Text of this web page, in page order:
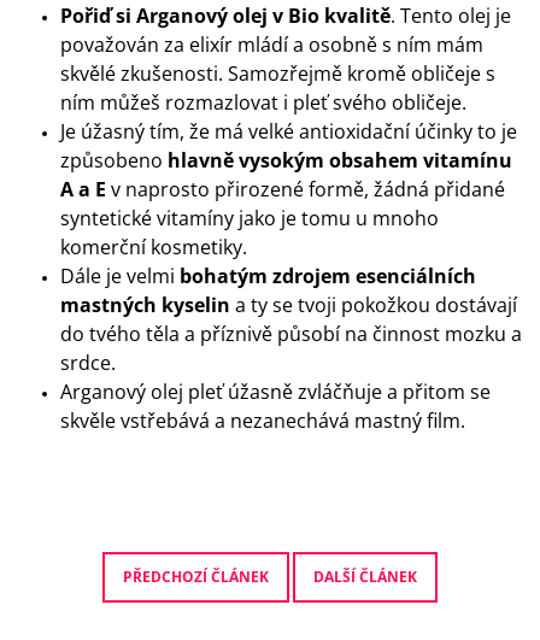
Pořiď si Arganový olej v Bio kvalitě. Tento olej je
považován za elixír mládí a osobně s ním mám
skvělé zkušenosti. Samozřejmě kromě obličeje s
ním můžeš rozmazlovat i pleť svého obličeje.
Je úžasný tím, že má velké antioxidační účinky to je
způsobeno hlavně vysokým obsahem vitamínu
A a E v naprosto přirozené formě, žádná přidané
syntetické vitamíny jako je tomu u mnoho
komerční kosmetiky.
Dále je velmi bohatým zdrojem esenciálních
mastných kyselin a ty se tvoji pokožkou dostávají
do tvého těla a příznivě působí na činnost mozku a
srdce.
Arganový olej pleť úžasně zvláčňuje a přitom se
skvěle vstřebává a nezanechává mastný film.
PŘEDCHOZÍ ČLÁNEK DALŠÍ ČLÁNEK